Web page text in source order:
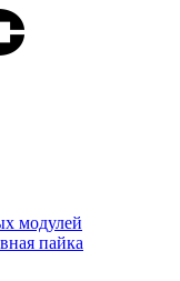
модулей
пайка